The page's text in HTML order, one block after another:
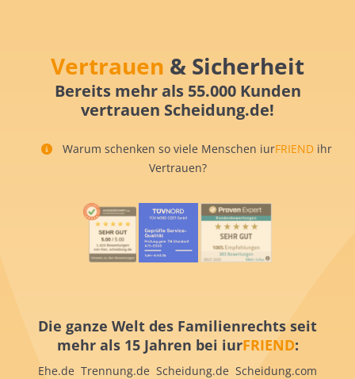
Vertrauen & Sicherheit
Bereits mehr als 55.000 Kunden
vertrauen Scheidung.de!
Warum schenken so viele Menschen iurFRIEND ihr
Vertrauen?
Die ganze Welt des Familienrechts seit
mehr als 15 Jahren bei iurFRIEND:
Ehe.de Trennung.de Scheidung.de Scheidung.com